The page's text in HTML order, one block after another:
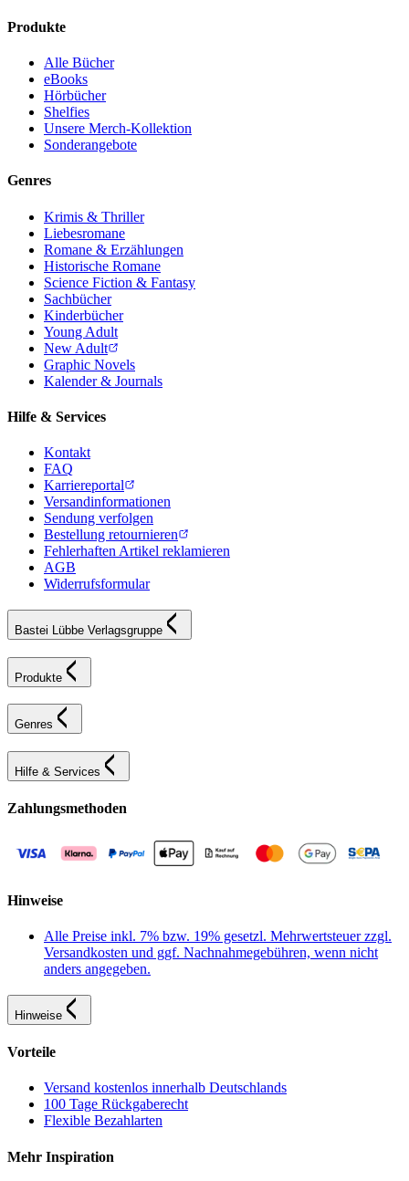
Produkte
Alle Bücher
eBooks
Hörbücher
Shelfies
Unsere Merch-Kollektion
Sonderangebote
Genres
Krimis & Thriller
Liebesromane
Romane & Erzählungen
Historische Romane
Science Fiction & Fantasy
Sachbücher
Kinderbücher
Young Adult
New Adult
Graphic Novels
Kalender & Journals
Hilfe & Services
Kontakt
FAQ
Karriereportal
Versandinformationen
Sendung verfolgen
Bestellung retournieren
Fehlerhaften Artikel reklamieren
AGB
Widerrufsformular
Bastei Lübbe Verlagsgruppe
Produkte
Genres
Hilfe & Services
Zahlungsmethoden
Hinweise
Alle Preise inkl. 7% bzw. 19% gesetzl. Mehrwertsteuer zzgl.
Versandkosten und ggf. Nachnahmegebühren, wenn nicht
anders angegeben.
Hinweise
Vorteile
Versand kostenlos innerhalb Deutschlands
100 Tage Rückgaberecht
Flexible Bezahlarten
Mehr Inspiration